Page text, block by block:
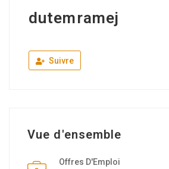
dutemramej
Suivre
Vue d'ensemble
Offres D'Emploi